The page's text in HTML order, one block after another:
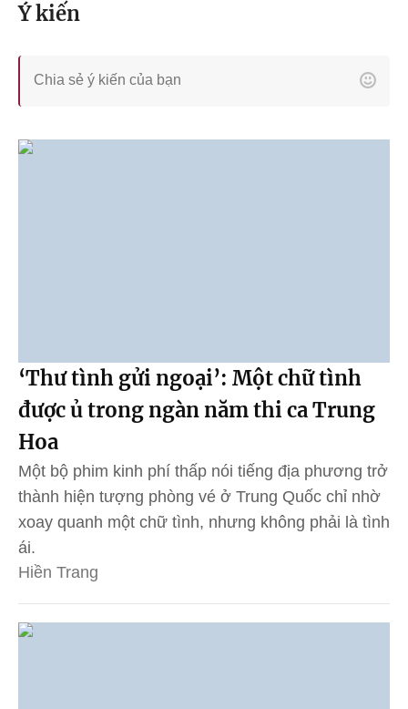
Ý kiến
‘Thư tình gửi ngoại’: Một chữ tình
được ủ trong ngàn năm thi ca Trung
Hoa
Một bộ phim kinh phí thấp nói tiếng địa phương trở
thành hiện tượng phòng vé ở Trung Quốc chỉ nhờ
xoay quanh một chữ tình, nhưng không phải là tình
ái.
Hiền Trang